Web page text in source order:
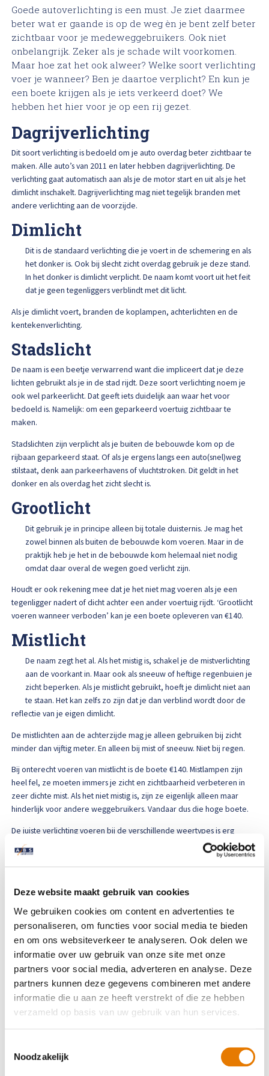
Deze website maakt gebruik van cookies
We gebruiken cookies om content en advertenties te
personaliseren, om functies voor social media te bieden
en om ons websiteverkeer te analyseren. Ook delen we
informatie over uw gebruik van onze site met onze
partners voor social media, adverteren en analyse. Deze
partners kunnen deze gegevens combineren met andere
informatie die u aan ze heeft verstrekt of die ze hebben
verzameld op basis van uw gebruik van hun services.
Noodzakelijk
High Tech Schadeherstel
Lakschade herstellen
Spotrepair
Steenslag herstellen
Velgen herstellen
Total loss
Alle soorten Specialisme
Afspraak maken
Bel ons op: 0900 - 6611111
Goede autoverlichting is een must. Je ziet daarmee
beter wat er gaande is op de weg èn je bent zelf beter
zichtbaar voor je medeweggebruikers. Ook niet
onbelangrijk. Zeker als je schade wilt voorkomen.
Maar hoe zat het ook alweer? Welke soort verlichting
voer je wanneer? Ben je daartoe verplicht? En kun je
een boete krijgen als je iets verkeerd doet? We
hebben het hier voor je op een rij gezet.
Dagrijverlichting
Dit soort verlichting is bedoeld om je auto overdag beter zichtbaar te
maken. Alle auto’s van 2011 en later hebben dagrijverlichting. De
verlichting gaat automatisch aan als je de motor start en uit als je het
dimlicht inschakelt. Dagrijverlichting mag niet tegelijk branden met
andere verlichting aan de voorzijde.
Dimlicht
Dit is de standaard verlichting die je voert in de schemering en als
het donker is. Ook bij slecht zicht overdag gebruik je deze stand.
In het donker is dimlicht verplicht. De naam komt voort uit het feit
dat je geen tegenliggers verblindt met dit licht.
Als je dimlicht voert, branden de koplampen, achterlichten en de
kentekenverlichting.
Stadslicht
De naam is een beetje verwarrend want die impliceert dat je deze
lichten gebruikt als je in de stad rijdt. Deze soort verlichting noem je
ook wel parkeerlicht. Dat geeft iets duidelijk aan waar het voor
bedoeld is. Namelijk: om een geparkeerd voertuig zichtbaar te
maken.
Stadslichten zijn verplicht als je buiten de bebouwde kom op de
rijbaan geparkeerd staat. Of als je ergens langs een auto(snel)weg
stilstaat, denk aan parkeerhavens of vluchtstroken. Dit geldt in het
donker en als overdag het zicht slecht is.
Grootlicht
Dit gebruik je in principe alleen bij totale duisternis. Je mag het
zowel binnen als buiten de bebouwde kom voeren. Maar in de
praktijk heb je het in de bebouwde kom helemaal niet nodig
omdat daar overal de wegen goed verlicht zijn.
Houdt er ook rekening mee dat je het niet mag voeren als je een
tegenligger nadert of dicht achter een ander voertuig rijdt. ‘Grootlicht
voeren wanneer verboden’ kan je een boete opleveren van €140.
Mistlicht
De naam zegt het al. Als het mistig is, schakel je de mistverlichting
aan de voorkant in. Maar ook als sneeuw of heftige regenbuien je
zicht beperken. Als je mistlicht gebruikt, hoeft je dimlicht niet aan
te staan. Het kan zelfs zo zijn dat je dan verblind wordt door de
reflectie van je eigen dimlicht.
De mistlichten aan de achterzijde mag je alleen gebruiken bij zicht
minder dan vijftig meter. En alleen bij mist of sneeuw. Niet bij regen.
Bij onterecht voeren van mistlicht is de boete €140. Mistlampen zijn
heel fel, ze moeten immers je zicht en zichtbaarheid verbeteren in
zeer dichte mist. Als het niet mistig is, zijn ze eigenlijk alleen maar
hinderlijk voor andere weggebruikers. Vandaar dus die hoge boete.
De juiste verlichting voeren bij de verschillende weertypes is erg
belangrijk. Heb je toch het idee dat je zicht niet meer optimaal is, laat
je koplampen dan even checken bij één van onze vestigingen. Door
ze te latenpolijstenof anders af te stellen kun je weer veilig de
Zo krijg je saharazand veilig van je
auto